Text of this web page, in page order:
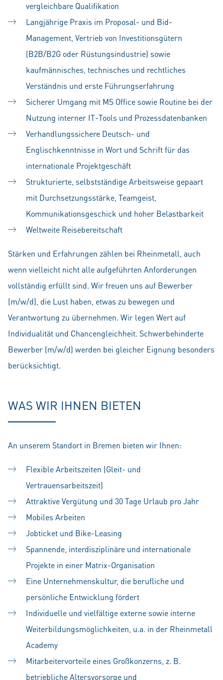
vergleichbare Qualifikation
Langjährige Praxis im Proposal- und Bid-
Management, Vertrieb von Investitionsgütern
(B2B/B2G oder Rüstungsindustrie) sowie
kaufmännisches, technisches und rechtliches
Verständnis und erste Führungserfahrung
Sicherer Umgang mit MS Office sowie Routine bei der
Nutzung interner IT-Tools und Prozessdatenbanken
Verhandlungssichere Deutsch- und
Englischkenntnisse in Wort und Schrift für das
internationale Projektgeschäft
Strukturierte, selbstständige Arbeitsweise gepaart
mit Durchsetzungsstärke, Teamgeist,
Kommunikationsgeschick und hoher Belastbarkeit
Weltweite Reisebereitschaft
Stärken und Erfahrungen zählen bei Rheinmetall, auch
wenn vielleicht nicht alle aufgeführten Anforderungen
vollständig erfüllt sind. Wir freuen uns auf Bewerber
(m/w/d), die Lust haben, etwas zu bewegen und
Verantwortung zu übernehmen. Wir legen Wert auf
Individualität und Chancengleichheit. Schwerbehinderte
Bewerber (m/w/d) werden bei gleicher Eignung besonders
berücksichtigt.
WAS WIR IHNEN BIETEN
An unserem Standort in Bremen bieten wir Ihnen:
Flexible Arbeitszeiten (Gleit- und
Vertrauensarbeitszeit)
Attraktive Vergütung und 30 Tage Urlaub pro Jahr
Mobiles Arbeiten
Jobticket und Bike-Leasing
Spannende, interdisziplinäre und internationale
Projekte in einer Matrix-Organisation
Eine Unternehmenskultur, die berufliche und
persönliche Entwicklung fördert
Individuelle und vielfältige externe sowie interne
Weiterbildungsmöglichkeiten, u.a. in der Rheinmetall
Academy
Mitarbeitervorteile eines Großkonzerns, z. B.
betriebliche Altersvorsorge und